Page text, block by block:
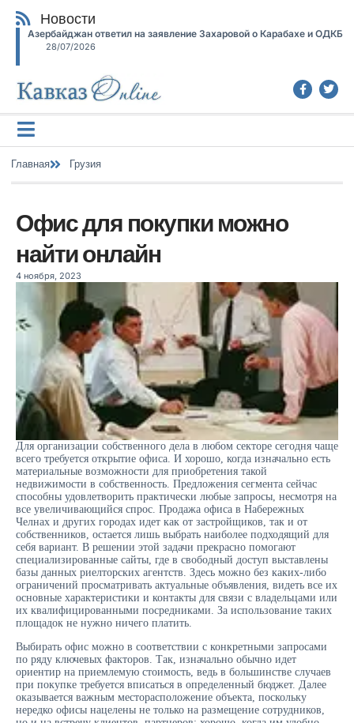
Новости
Азербайджан ответил на заявление Захаровой о Карабахе и ОДКБ
28/07/2026
Главная Грузия
Офис для покупки можно
найти онлайн
4 ноября, 2023
Для организации собственного дела в любом секторе сегодня чаще
всего требуется открытие офиса. И хорошо, когда изначально есть
материальные возможности для приобретения такой
недвижимости в собственность. Предложения сегмента сейчас
способны удовлетворить практически любые запросы, несмотря на
все увеличивающийся спрос. Продажа офиса в Набережных
Челнах и других городах идет как от застройщиков, так и от
собственников, остается лишь выбрать наиболее подходящий для
себя вариант. В решении этой задачи прекрасно помогают
специализированные сайты, где в свободный доступ выставлены
базы данных риелторских агентств. Здесь можно без каких-либо
ограничений просматривать актуальные объявления, видеть все их
основные характеристики и контакты для связи с владельцами или
их квалифицированными посредниками. За использование таких
площадок не нужно ничего платить.
Выбирать офис можно в соответствии с конкретными запросами
по ряду ключевых факторов. Так, изначально обычно идет
ориентир на приемлемую стоимость, ведь в большинстве случаев
при покупке требуется вписаться в определенный бюджет. Далее
оказывается важным месторасположение объекта, поскольку
нередко офисы нацелены не только на размещение сотрудников,